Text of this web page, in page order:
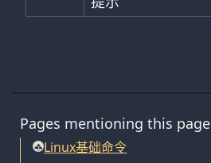
Pages mentioning this page
Linux基础命令